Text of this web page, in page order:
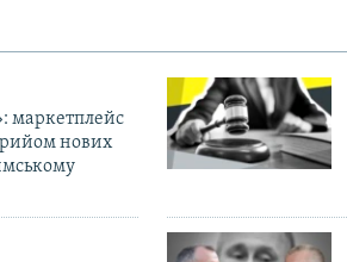
маркетплейс
нових